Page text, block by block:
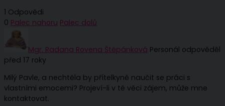
1 Odpovědi
0 Palec nahoru Palec dolů
Mgr. Radana Rovena Štěpánková Personál odpověděl
před 17 roky
Milý Pavle, a nechtěla by přítelkyně naučit se práci s
vlastními emocemi? Projeví-li v té věci zájem, může mne
kontaktovat.